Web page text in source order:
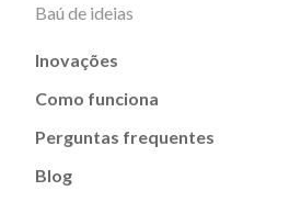
Baú de ideias
Inovações
Como funciona
Perguntas frequentes
Blog